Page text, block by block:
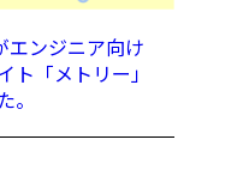
ンジニア向け
ト「メトリー」
。